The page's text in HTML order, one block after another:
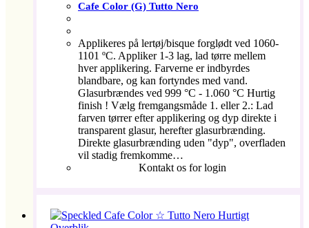
Cafe Color (G) Tutto Nero
Applikeres på lertøj/bisque forglødt ved 1060-
1101 ºC. Appliker 1-3 lag, lad tørre mellem
hver applikering. Farverne er indbyrdes
blandbare, og kan fortyndes med vand.
Glasurbrændes ved 999 °C - 1.060 °C Hurtig
finish ! Vælg fremgangsmåde 1. eller 2.: Lad
farven tørrer efter applikering og dyp direkte i
transparent glasur, herefter glasurbrænding.
Direkte glasurbrænding uden "dyp", overfladen
vil stadig fremkomme…
Kontakt os for login
Hurtigt